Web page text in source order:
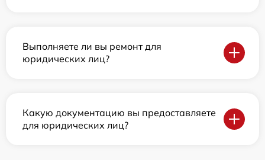
Выполняете ли вы ремонт для
юридических лиц?
Какую документацию вы предоставляете
для юридических лиц?